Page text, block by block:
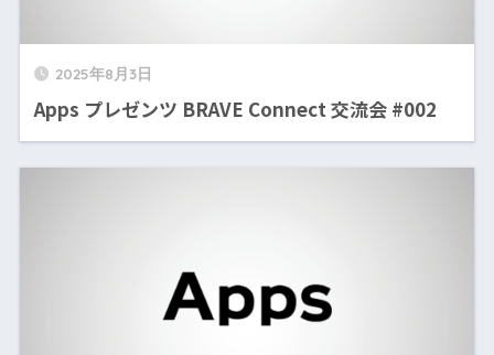
2025年8月3日
Apps プレゼンツ BRAVE Connect 交流会 #002